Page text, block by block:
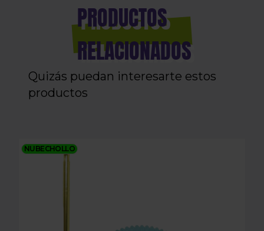
PRODUCTOS
RELACIONADOS
Quizás puedan interesarte estos
productos
NUBECHOLLO
MANGUERA + BOQUILLA OLD BOWL FLUX - AZUL